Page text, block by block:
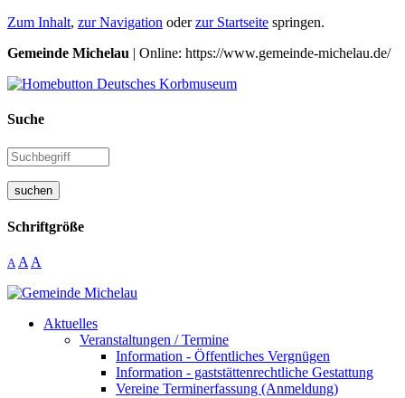
Zum Inhalt, zur Navigation oderzur Startseite springen.
Gemeinde Michelau | Online: https://www.gemeinde-michelau.de/
Suche
suchen
Schriftgröße
A A A
Aktuelles
Veranstaltungen / Termine
Information - Öffentliches Vergnügen
Information - gaststättenrechtliche Gestattung
Vereine Terminerfassung (Anmeldung)